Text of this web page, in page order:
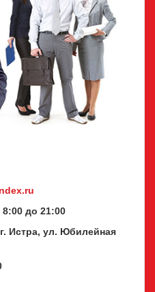
до 21:00
Истра, ул. Юбилейная